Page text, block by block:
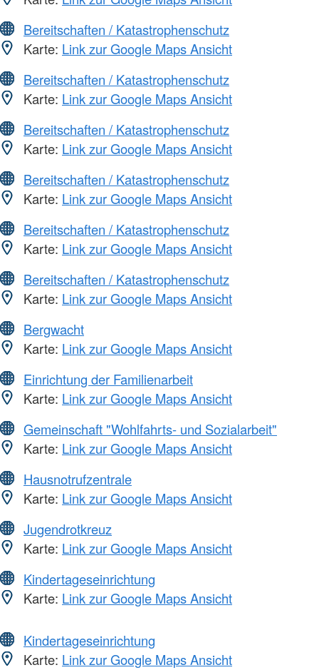
Bereitschaften / Katastrophenschutz
Karte: Link zur Google Maps Ansicht
Bereitschaften / Katastrophenschutz
Karte: Link zur Google Maps Ansicht
Bereitschaften / Katastrophenschutz
Karte: Link zur Google Maps Ansicht
Bereitschaften / Katastrophenschutz
Karte: Link zur Google Maps Ansicht
Bereitschaften / Katastrophenschutz
Karte: Link zur Google Maps Ansicht
Bereitschaften / Katastrophenschutz
Karte: Link zur Google Maps Ansicht
Bergwacht
Karte: Link zur Google Maps Ansicht
Einrichtung der Familienarbeit
Karte: Link zur Google Maps Ansicht
Gemeinschaft "Wohlfahrts- und Sozialarbeit"
Karte: Link zur Google Maps Ansicht
Hausnotrufzentrale
Karte: Link zur Google Maps Ansicht
Jugendrotkreuz
Karte: Link zur Google Maps Ansicht
Kindertageseinrichtung
Karte: Link zur Google Maps Ansicht
Kindertageseinrichtung
Karte: Link zur Google Maps Ansicht